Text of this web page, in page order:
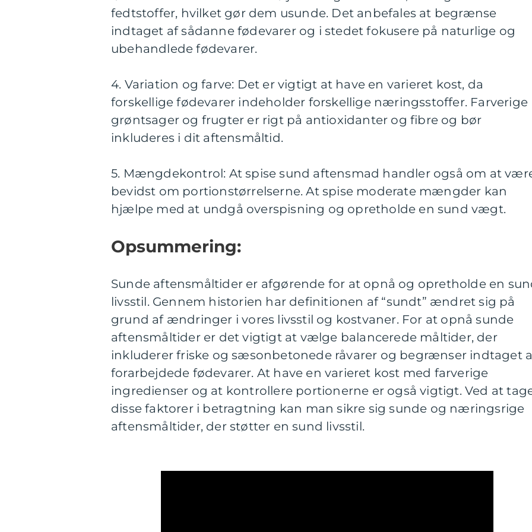
fedtstoffer, hvilket gør dem usunde. Det anbefales at begrænse
indtaget af sådanne fødevarer og i stedet fokusere på naturlige og
ubehandlede fødevarer.
4. Variation og farve: Det er vigtigt at have en varieret kost, da
forskellige fødevarer indeholder forskellige næringsstoffer. Farverige
grøntsager og frugter er rigt på antioxidanter og fibre og bør
inkluderes i dit aftensmåltid.
5. Mængdekontrol: At spise sund aftensmad handler også om at
bevidst om portionstørrelserne. At spise moderate mængder kan
hjælpe med at undgå overspisning og opretholde en sund vægt.
Opsummering:
Sunde aftensmåltider er afgørende for at opnå og opretholde en
livsstil. Gennem historien har definitionen af “sundt” ændret sig på
grund af ændringer i vores livsstil og kostvaner. For at opnå sunde
aftensmåltider er det vigtigt at vælge balancerede måltider, der
inkluderer friske og sæsonbetonede råvarer og begrænser indtaget
forarbejdede fødevarer. At have en varieret kost med farverige
ingredienser og at kontrollere portionerne er også vigtigt. Ved at
disse faktorer i betragtning kan man sikre sig sunde og næringsrige
aftensmåltider, der støtter en sund livsstil.